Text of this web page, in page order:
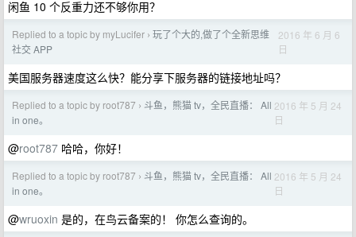
闲鱼 10 个反重力还不够你用？
Replied to a topic by myLucifer › 玩了个大的,做了个全新思维
社交 APP
2016 年 6 月 6
日
美国服务器速度这么快？能分享下服务器的链接地址吗？
Replied to a topic by root787 › 斗鱼，熊猫 tv，全民直播： All
in one。
2016 年 5 月 24
日
@root787 哈哈，你好！
Replied to a topic by root787 › 斗鱼，熊猫 tv，全民直播： All
in one。
2016 年 5 月 24
日
@wruoxin 是的，在鸟云备案的！ 你怎么查询的。